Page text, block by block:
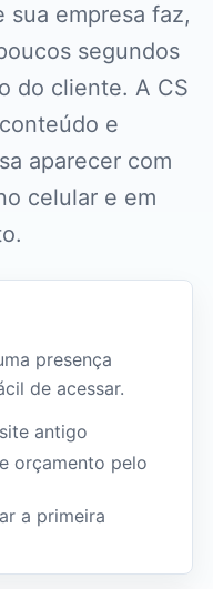
sua empresa faz,
segundos
do cliente. A CS
e
aparecer com
celular e em
presença
de acessar.
antigo
orçamento pelo
a primeira